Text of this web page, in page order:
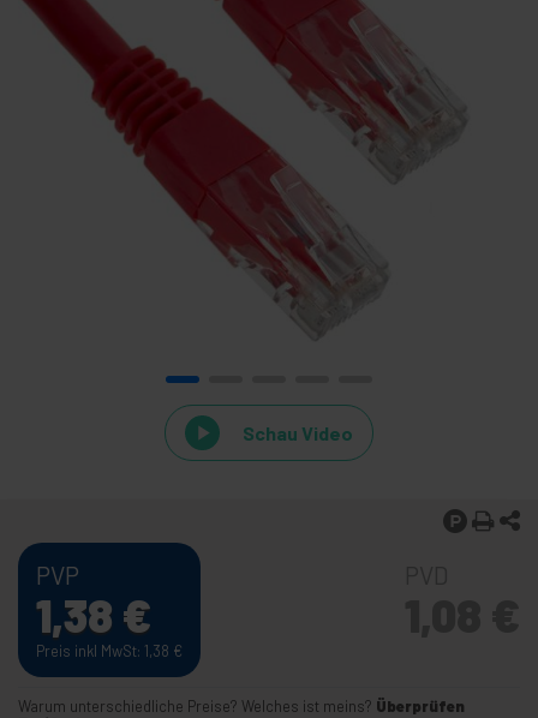
Schau Video
PVP
1,38 €
Preis inkl MwSt: 1,38 €
Warum unterschiedliche Preise? Welches ist meins? Überprüfen